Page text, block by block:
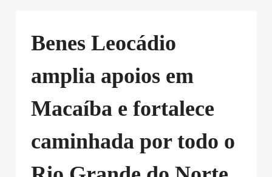
Benes Leocádio
amplia apoios em
Macaíba e fortalece
caminhada por todo o